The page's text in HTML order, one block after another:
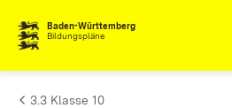
Zum Inhalt springen
Baden-Württemberg
Bildungspläne
3.3 Klasse 10